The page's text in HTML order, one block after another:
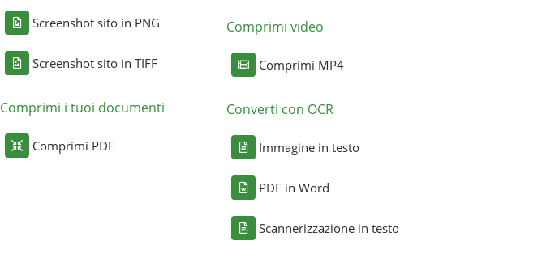
Screenshot sito in PNG
Screenshot sito in TIFF
Comprimi i tuoi documenti
Comprimi PDF
Comprimi video
Comprimi MP4
Converti con OCR
Immagine in testo
PDF in Word
Scannerizzazione in testo